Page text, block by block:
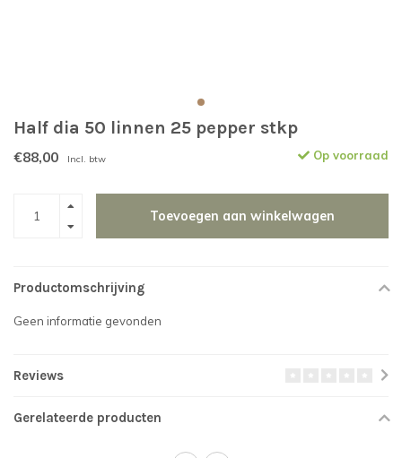
Half dia 50 linnen 25 pepper stkp
€88,00 Incl. btw Op voorraad
Toevoegen aan winkelwagen
Productomschrijving
Geen informatie gevonden
Reviews
Gerelateerde producten